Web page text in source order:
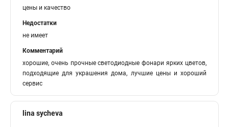
цены и качество
Недостатки
не имеет
Комментарий
хорошие, очень прочные светодиодные фонари ярких цветов,
подходящие для украшения дома, лучшие цены и хороший
сервис
lina sycheva